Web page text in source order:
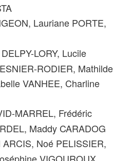
Lauriane PORTE,
LORY, Lucile
RODIER, Mathilde
VANHEE, Charline
MARREL, Frédéric
Maddy CARADOG
Noé PELISSIER,
VIGOUROUX